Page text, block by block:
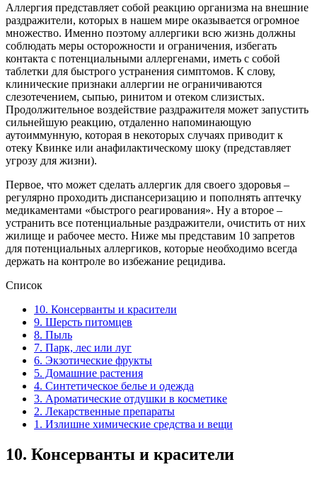
Аллергия представляет собой реакцию организма на внешние
раздражители, которых в нашем мире оказывается огромное
множество. Именно поэтому аллергики всю жизнь должны
соблюдать меры осторожности и ограничения, избегать
контакта с потенциальными аллергенами, иметь с собой
таблетки для быстрого устранения симптомов. К слову,
клинические признаки аллергии не ограничиваются
слезотечением, сыпью, ринитом и отеком слизистых.
Продолжительное воздействие раздражителя может запустить
сильнейшую реакцию, отдаленно напоминающую
аутоиммунную, которая в некоторых случаях приводит к
отеку Квинке или анафилактическому шоку (представляет
угрозу для жизни).
Первое, что может сделать аллергик для своего здоровья –
регулярно проходить диспансеризацию и пополнять аптечку
медикаментами «быстрого реагирования». Ну а второе –
устранить все потенциальные раздражители, очистить от них
жилище и рабочее место. Ниже мы представим 10 запретов
для потенциальных аллергиков, которые необходимо всегда
держать на контроле во избежание рецидива.
Список
10. Консерванты и красители
9. Шерсть питомцев
8. Пыль
7. Парк, лес или луг
6. Экзотические фрукты
5. Домашние растения
4. Синтетическое белье и одежда
3. Ароматические отдушки в косметике
2. Лекарственные препараты
1. Излишне химические средства и вещи
10. Консерванты и красители